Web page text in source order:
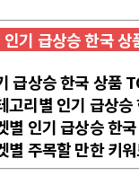
기 급상승 한국
급상승 한국 상품
리별 인기 급상승
인기 급상승 한
주목할 만한 키